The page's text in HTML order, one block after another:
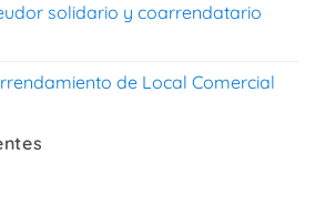
solidario y coarrendatario
de Local Comercial